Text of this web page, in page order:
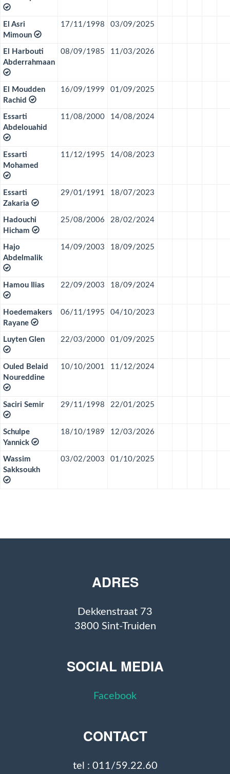
El Asri
Mimoun
17/11/1998 03/09/2025
El Harbouti
Abderrahmaan
08/09/1985 11/03/2026
El Moudden
Rachid
16/09/1999 01/09/2025
Essarti
Abdelouahid
11/08/2000 14/08/2024
Essarti
Mohamed
11/12/1995 14/08/2023
Essarti
Zakaria
29/01/1991 18/07/2023
Hadouchi
Hicham
25/08/2006 28/02/2024
Hajo
Abdelmalik
14/09/2003 18/09/2025
Hamou Ilias 22/09/2003 18/09/2024
Hoedemakers
Rayane
06/11/1995 04/10/2023
Luyten Glen 22/03/2000 01/09/2025
Ouled Belaid
Noureddine
10/10/2001 11/12/2024
Saciri Semir 29/11/1998 22/01/2025
Schulpe
Yannick
18/10/1989 12/03/2026
Wassim
Sakksoukh
03/02/2003 01/10/2025
ADRES
Dekkenstraat 73
3800 Sint-Truiden
SOCIAL MEDIA
Facebook
CONTACT
tel : 011/59.22.60